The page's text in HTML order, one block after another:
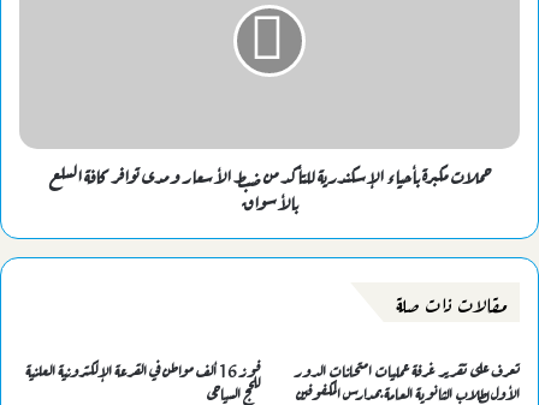
حملات مكبرة بأحياء الإسكندرية للتأكد من ضبط الأسعار ومدى توافر كافة السلع
بالأسواق
مقالات ذات صلة
تعرف على تقرير غرفة عمليات امتحانات الدور
الأول لطلاب الثانوية العامة بمدارس المكفوفين
فوز 16 ألف مواطن في القرعة الإلكترونية العلنية
للحج السياحى